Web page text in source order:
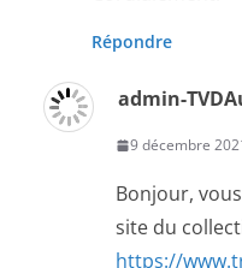
Répondre
admin-TVD
9 décembre
Bonjour,
site du
https://